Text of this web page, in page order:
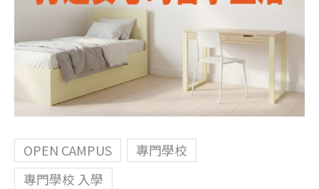
OPEN CAMPUS
專門學校
專門學校 入學